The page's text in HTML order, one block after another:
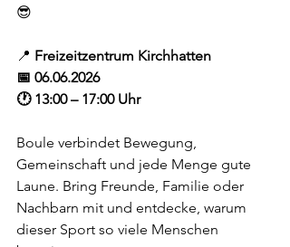
😎
📍 Freizeitzentrum Kirchhatten
📅 06.06.2026
🕐 13:00 – 17:00 Uhr
Boule verbindet Bewegung,
Gemeinschaft und jede Menge gute
Laune. Bring Freunde, Familie oder
Nachbarn mit und entdecke, warum
dieser Sport so viele Menschen